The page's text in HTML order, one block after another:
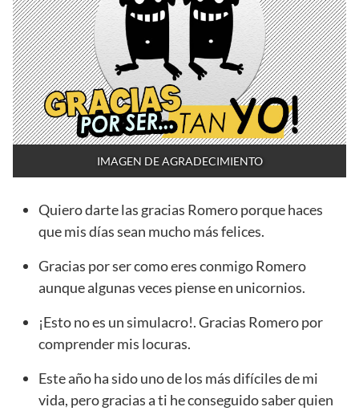
IMAGEN DE AGRADECIMIENTO
Quiero darte las gracias Romero porque haces
que mis días sean mucho más felices.
Gracias por ser como eres conmigo Romero
aunque algunas veces piense en unicornios.
¡Esto no es un simulacro!. Gracias Romero por
comprender mis locuras.
Este año ha sido uno de los más difíciles de mi
vida, pero gracias a ti he conseguido saber quien